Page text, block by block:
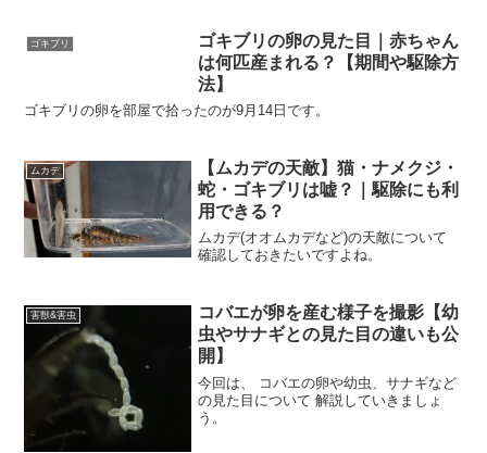
ゴキブリ
ゴキブリの卵の見た目｜赤ちゃん
は何匹産まれる？【期間や駆除方
法】
ゴキブリの卵を部屋で拾ったのが9月14日です。
ムカデ
【ムカデの天敵】猫・ナメクジ・
蛇・ゴキブリは嘘？｜駆除にも利
用できる？
ムカデ(オオムカデなど)の天敵について
確認しておきたいですよね。
害獣&害虫
コバエが卵を産む様子を撮影【幼
虫やサナギとの見た目の違いも公
開】
今回は、 コバエの卵や幼虫、サナギなど
の見た目について 解説していきましょ
う。